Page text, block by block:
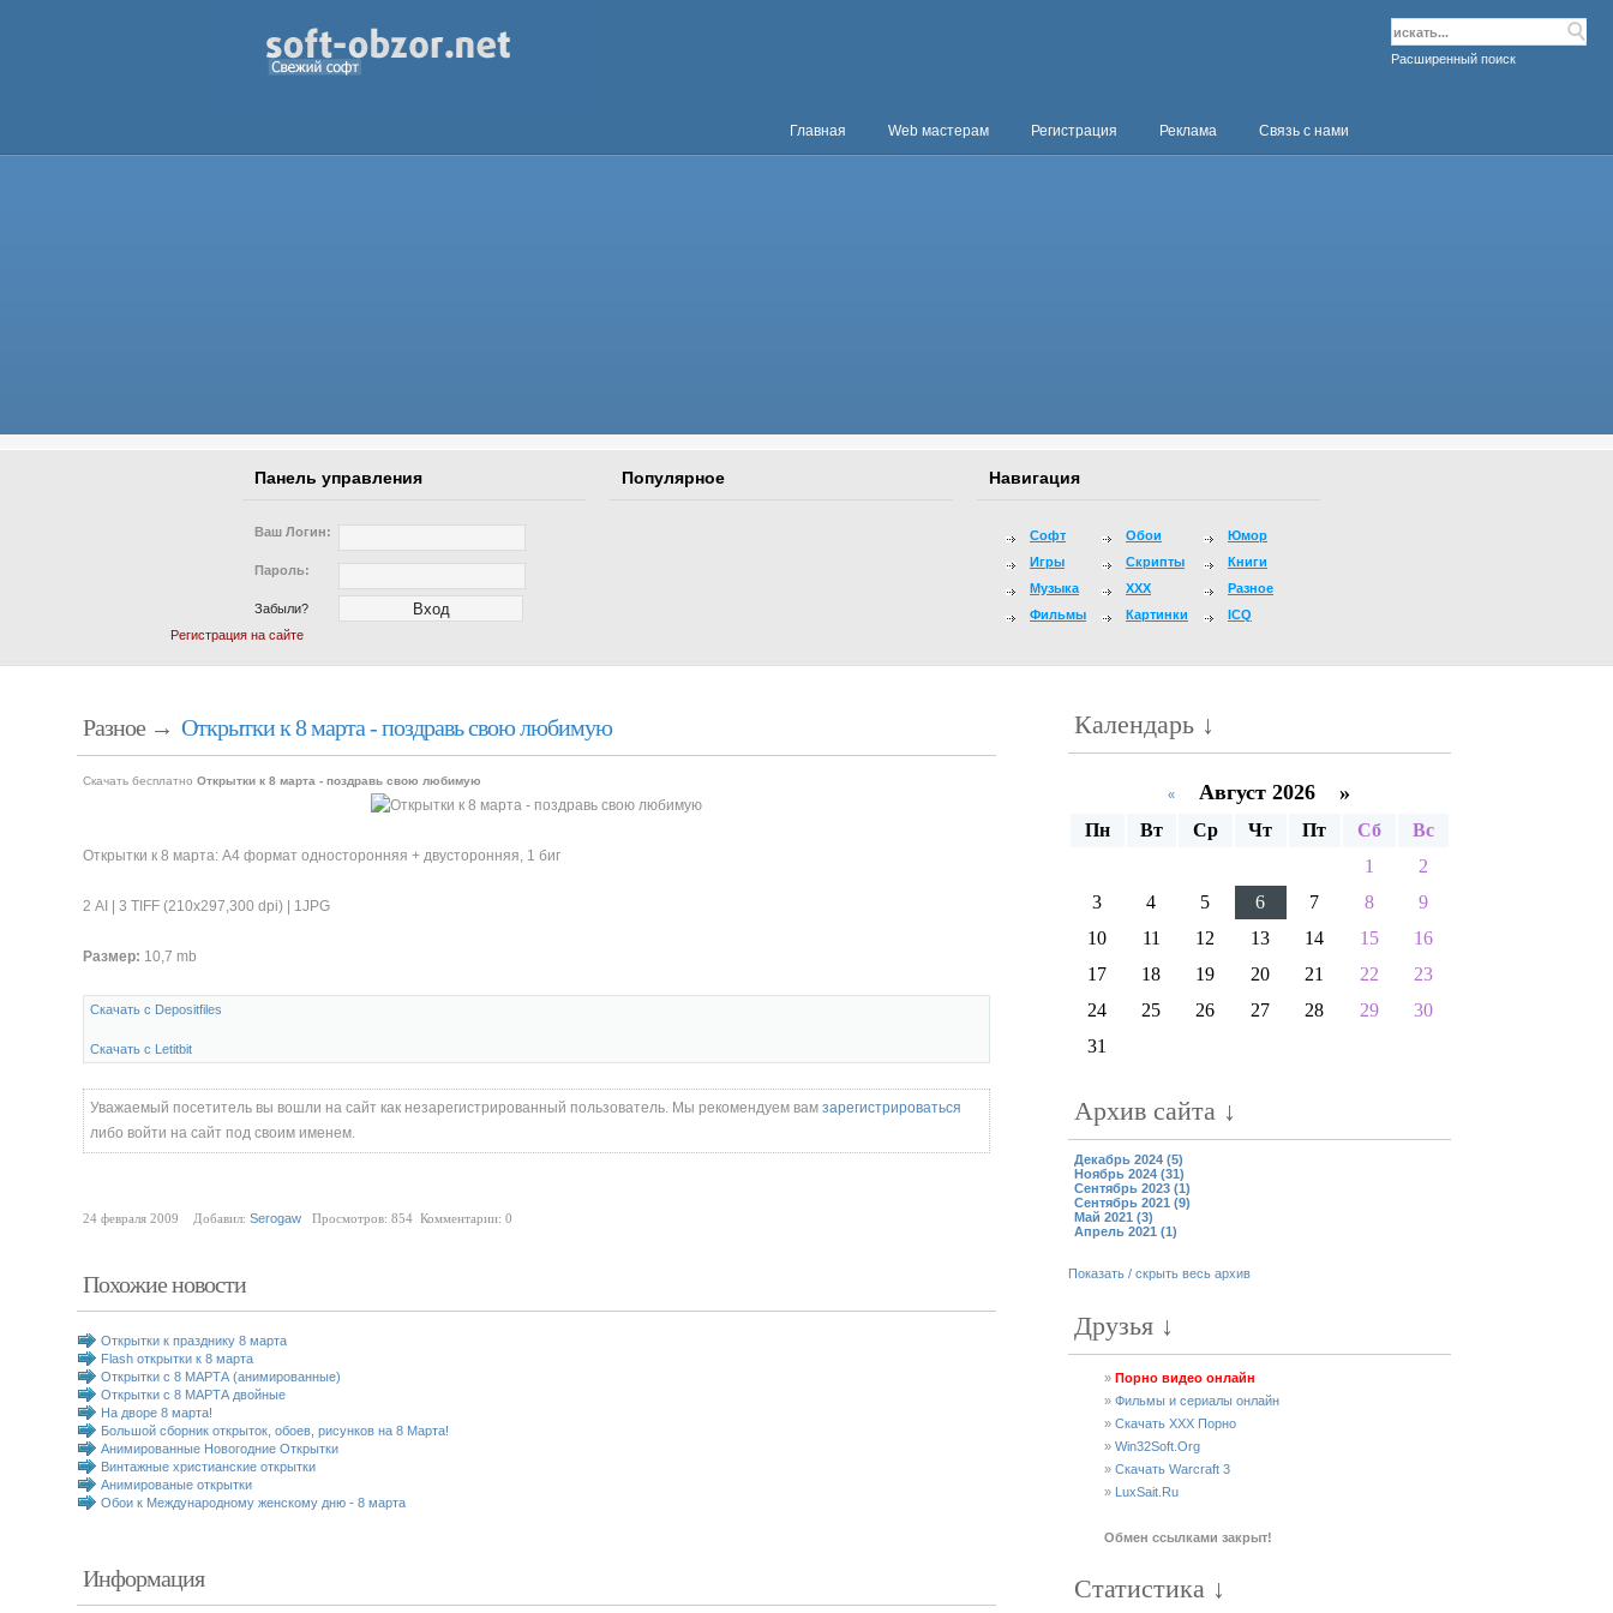
Расширенный поиск
Главная Web мастерам Регистрация Реклама Связь с нами
Панель управления
Ваш Логин:
Пароль:
Забыли?
Регистрация на сайте
Популярное Навигация
Софт
Игры
Музыка
Фильмы
Обои
Скрипты
XXX
Картинки
Юмор
Книги
Разное
ICQ
Разное → Открытки к 8 марта - поздравь свою любимую
Скачать бесплатно Открытки к 8 марта - поздравь свою любимую
Открытки к 8 марта: А4 формат односторонняя + двусторонняя, 1 биг
2 AI | 3 TIFF (210х297,300 dpi) | 1JPG
Размер: 10,7 mb
Скачать с Depositfiles
Скачать с Letitbit
Уважаемый посетитель вы вошли на сайт как незарегистрированный пользователь. Мы рекомендуем вам зарегистрироваться
либо войти на сайт под своим именем.
24 февраля 2009 Добавил: SerogawПросмотров: 854 Комментарии: 0
Похожие новости
Открытки к празднику 8 марта
Flash открытки к 8 марта
Открытки с 8 МАРТА (анимированные)
Открытки с 8 МАРТА двойные
На дворе 8 марта!
Большой сборник открыток, обоев, рисунков на 8 Марта!
Анимированные Новогодние Открытки
Винтажные христианские открытки
Анимированые открытки
Обои к Международному женскому дню - 8 марта
Информация
Календарь ↓
« Август 2026 »
Пн Вт Ср Чт Пт Сб
Вс
1
2
3
4 5 6 7 8
9
10
11 12 13 14 15
16
17
18 19 20 21 22
23
24
25 26 27 28 29
30
31
Архив сайта ↓
Декабрь 2024 (5)
Ноябрь 2024 (31)
Сентябрь 2023 (1)
Сентябрь 2021 (9)
Май 2021 (3)
Апрель 2021 (1)
Показать / скрыть весь архив
Друзья ↓
» Порно видео онлайн
» Фильмы и сериалы онлайн
» Скачать XXX Порно
» Win32Soft.Org
» Скачать Warcraft 3
» LuxSait.Ru
Обмен ссылками закрыт!
Статистика ↓